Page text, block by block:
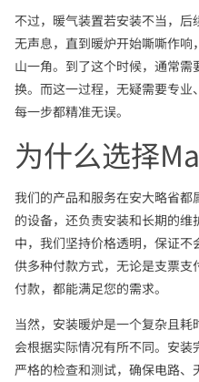
不过，暖气装置若安装不当，
无声息，直到暖炉开始嘶嘶作
山一角。到了这个时候，通常
换。而这一过程，无疑需要专
每一步都精准无误。
为什么选择
我们的产品和服务在安大略省
的设备，还负责安装和长期的
中，我们坚持价格透明，保证
供多种付款方式，无论是支票
付款，都能满足您的需求。
当然，安装暖炉是一个复杂且
会根据实际情况有所不同。安
严格的检查和测试，确保电路